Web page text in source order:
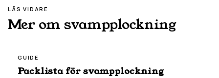
LÄS VIDARE
Mer om svampplockning
GUIDE
Packlista för svampplockning